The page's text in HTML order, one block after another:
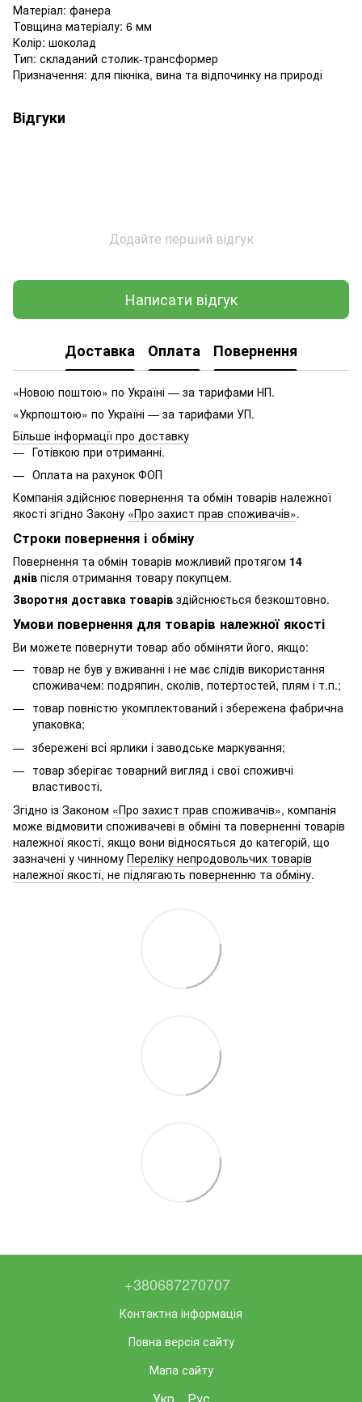
Матеріал: фанера
Товщина матеріалу: 6 мм
Колір: шоколад
Тип: складаний столик-трансформер
Призначення: для пікніка, вина та відпочинку на природі
Відгуки
Додайте перший відгук
Написати відгук
Доставка Оплата Повернення
«Новою поштою» по Україні — за тарифами НП.
«Укрпоштою» по Україні — за тарифами УП.
Більше інформації про доставку
Готівкою при отриманні.
Оплата на рахунок ФОП
Компанія здійснює повернення та обмін товарів належної
якості згідно Закону «Про захист прав споживачів».
Строки повернення і обміну
Повернення та обмін товарів можливий протягом 14
днів після отримання товару покупцем.
Зворотня доставка товарів здійснюється безкоштовно.
Умови повернення для товарів належної якості
Ви можете повернути товар або обміняти його, якщо:
товар не був у вживанні і не має слідів використання
споживачем: подряпин, сколів, потертостей, плям і т.п.;
товар повністю укомплектований і збережена фабрична
упаковка;
збережені всі ярлики і заводське маркування;
товар зберігає товарний вигляд і свої споживчі
властивості.
Згідно із Законом «Про захист прав споживачів», компанія
може відмовити споживачеві в обміні та поверненні товарів
належної якості, якщо вони відносяться до категорій, що
зазначені у чинному Переліку непродовольчих товарів
належної якості, не підлягають поверненню та обміну.
+380687270707
Контактна інформація
Повна версія сайту
Мапа сайту
Укр Рус